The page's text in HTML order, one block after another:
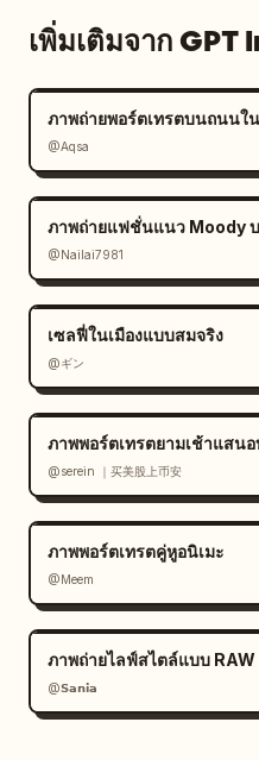
เพิ่มเติมจาก GPT
ภาพถ่ายพอร์ตเทรตบนถนนใ
@Aqsa
ภาพถ่ายแฟชั่นแนว Moody
@Nailai7981
เซลฟี่ในเมืองแบบสมจริง
@ギン
ภาพพอร์ตเทรตยามเช้าแสน
@serein ｜买美股上币安
ภาพพอร์ตเทรตคู่หูอนิเมะ
@Meem
ภาพถ่ายไลฟ์สไตล์แบบ
@𝗦𝗮𝗻𝗶𝗮